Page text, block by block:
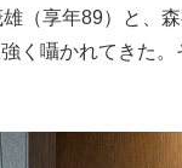
って…」サッカー日本
（享年89）と、
く囁かれてきた